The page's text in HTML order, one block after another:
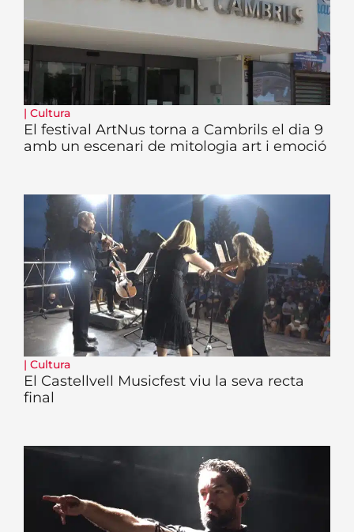
| Cultura
El festival ArtNus torna a Cambrils el dia 9
amb un escenari de mitologia art i emoció
| Cultura
El Castellvell Musicfest viu la seva recta
final